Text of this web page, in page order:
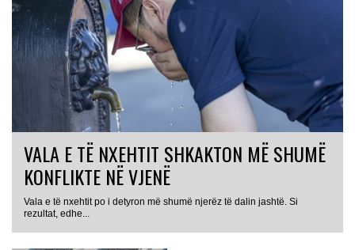
VALA E TË NXEHTIT SHKAKTON MË SHUMË
KONFLIKTE NË VJENË
Vala e të nxehtit po i detyron më shumë njerëz të dalin jashtë. Si
rezultat, edhe...